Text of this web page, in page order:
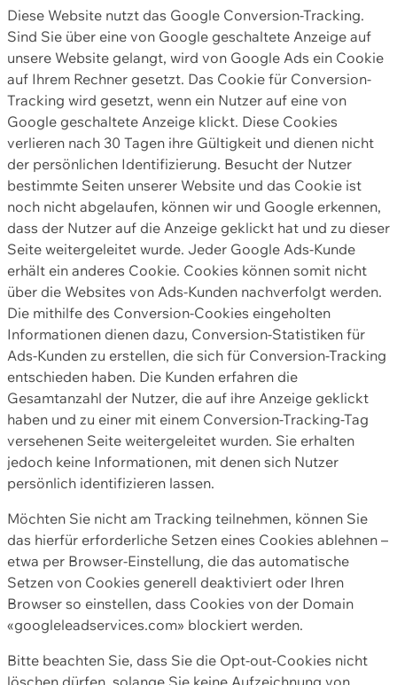
Diese Website nutzt das Google Conversion-Tracking.
Sind Sie über eine von Google geschaltete Anzeige auf
unsere Website gelangt, wird von Google Ads ein Cookie
auf Ihrem Rechner gesetzt. Das Cookie für Conversion-
Tracking wird gesetzt, wenn ein Nutzer auf eine von
Google geschaltete Anzeige klickt. Diese Cookies
verlieren nach 30 Tagen ihre Gültigkeit und dienen nicht
der persönlichen Identifizierung. Besucht der Nutzer
bestimmte Seiten unserer Website und das Cookie ist
noch nicht abgelaufen, können wir und Google erkennen,
dass der Nutzer auf die Anzeige geklickt hat und zu dieser
Seite weitergeleitet wurde. Jeder Google Ads-Kunde
erhält ein anderes Cookie. Cookies können somit nicht
über die Websites von Ads-Kunden nachverfolgt werden.
Die mithilfe des Conversion-Cookies eingeholten
Informationen dienen dazu, Conversion-Statistiken für
Ads-Kunden zu erstellen, die sich für Conversion-Tracking
entschieden haben. Die Kunden erfahren die
Gesamtanzahl der Nutzer, die auf ihre Anzeige geklickt
haben und zu einer mit einem Conversion-Tracking-Tag
versehenen Seite weitergeleitet wurden. Sie erhalten
jedoch keine Informationen, mit denen sich Nutzer
persönlich identifizieren lassen.
Möchten Sie nicht am Tracking teilnehmen, können Sie
das hierfür erforderliche Setzen eines Cookies ablehnen –
etwa per Browser-Einstellung, die das automatische
Setzen von Cookies generell deaktiviert oder Ihren
Browser so einstellen, dass Cookies von der Domain
«googleleadservices.com» blockiert werden.
Bitte beachten Sie, dass Sie die Opt-out-Cookies nicht